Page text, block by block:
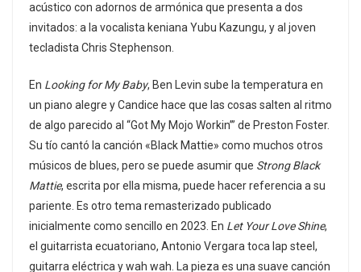
acústico con adornos de armónica que presenta a dos
invitados: a la vocalista keniana Yubu Kazungu, y al joven
tecladista Chris Stephenson.
En Looking for My Baby, Ben Levin sube la temperatura en
un piano alegre y Candice hace que las cosas salten al ritmo
de algo parecido al “Got My Mojo Workin’” de Preston Foster.
Su tío cantó la canción «Black Mattie» como muchos otros
músicos de blues, pero se puede asumir que Strong Black
Mattie, escrita por ella misma, puede hacer referencia a su
pariente. Es otro tema remasterizado publicado
inicialmente como sencillo en 2023. En Let Your Love Shine,
el guitarrista ecuatoriano, Antonio Vergara toca lap steel,
guitarra eléctrica y wah wah. La pieza es una suave canción